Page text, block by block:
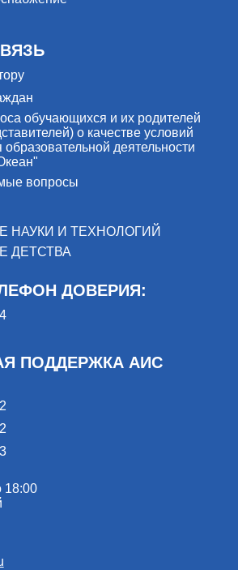
обучающихся и их родителей
о качестве условий
деятельности
вопросы
НАУКИ И ТЕХНОЛОГИЙ
ДЕТСТВА
ДОВЕРИЯ:
ПОДДЕРЖКА АИС
18:00